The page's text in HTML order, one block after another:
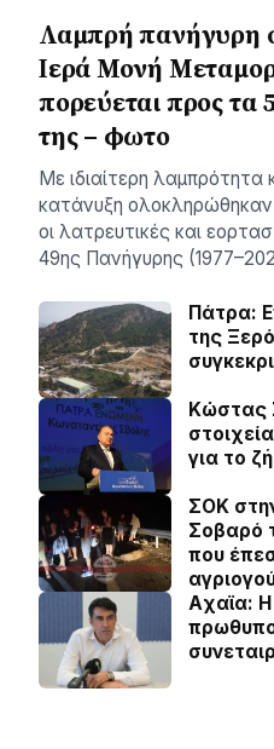
Λαμπρή πανήγυρη
Ιερά Μονή
πορεύεται προς τα
της – φωτο
Με ιδιαίτερη λαμπρότητα
κατάνυξη
οι λατρευτικές και
49ης Πανήγυρης
Πάτρα:
της
Κώστας
για το
ΣΟΚ
Σοβαρό
που
Aχαϊα: